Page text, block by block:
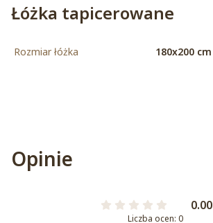
Łóżka tapicerowane
Rozmiar łóżka 180x200 cm
Opinie
0.00
Liczba ocen: 0